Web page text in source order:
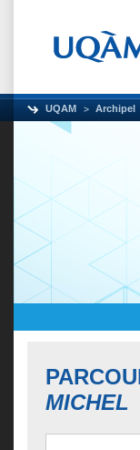
UQAM Archipel
MICHEL